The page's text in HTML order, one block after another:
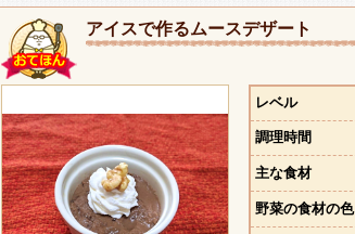
アイスで作るムースデザート
レベル
調理時間
主な食材
野菜の食材の色